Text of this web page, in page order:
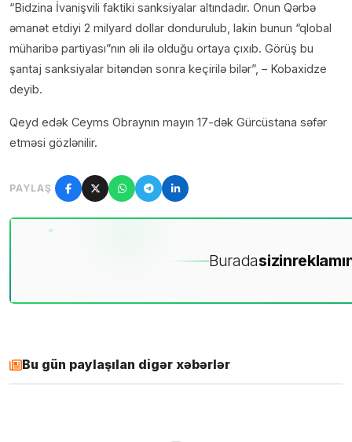
“Bidzina İvanişvili faktiki sanksiyalar altındadır. Onun Qərbə
əmanət etdiyi 2 milyard dollar dondurulub, lakin bunun “qlobal
müharibə partiyası”nın əli ilə olduğu ortaya çıxıb. Görüş bu
şantaj sanksiyalar bitəndən sonra keçirilə bilər”, – Kobaxidze
deyib.
Qeyd edək Ceyms Obraynın mayın 17-dək Gürcüstana səfər
etməsi gözlənilir.
PAYLAŞ
Buradasizin
Bu gün paylaşılan digər xəbərlər